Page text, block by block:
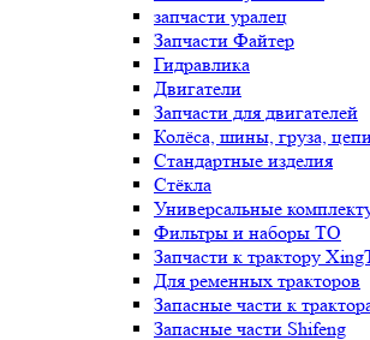
запчасти уралец
Запчасти Файтер
Гидравлика
Двигатели
Запчасти для двигателей
Колёса, шины, груза,
Стандартные изделия
Стёкла
Универсальные
Фильтры и наборы ТО
Запчасти к трактору
Для ременных тракторов
Запасные части к
Запасные части Shifeng